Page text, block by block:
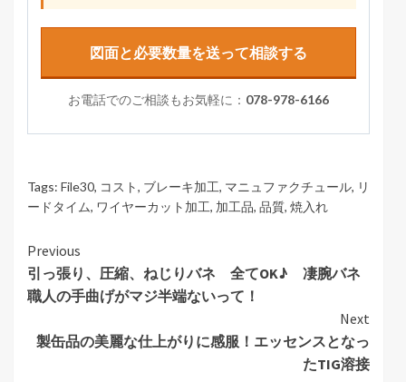
図面と必要数量を送って相談する
お電話でのご相談もお気軽に： 078-978-6166
Tags: File30, コスト, ブレーキ加工, マニュファクチュール, リ
ードタイム, ワイヤーカット加工, 加工品, 品質, 焼入れ
Continue
Reading
Previous
引っ張り、圧縮、ねじりバネ 全てOK♪ 凄腕バネ
職人の手曲げがマジ半端ないって！
Next
製缶品の美麗な仕上がりに感服！エッセンスとなっ
たTIG溶接